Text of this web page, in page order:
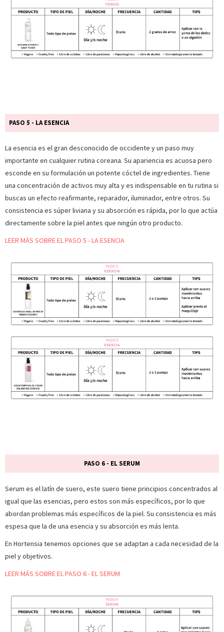
PASO 5 - LA ESENCIA
La esencia es el gran desconocido de occidente y un paso muy
importante en cualquier rutina coreana. Su apariencia es acuosa pero
esconde en su formulación un potente cóctel de ingredientes. Tiene
una concentración de activos muy alta y es indispensable en tu rutina si
buscas un efecto reafirmante, reparador, iluminador, entre otros. Su
consistencia es súper liviana y su absorción es rápida, por lo que actúa
directamente sobre la piel antes que ningún otro producto.
LEER MÁS SOBRE EL PASO 5 - LA ESENCIA
PASO 6 - EL SERUM
Serum es el latín de suero, este suero tiene principios concentrados al
igual que las esencias, pero estos son más específicos, por lo que
abordan problemas más específicos de la piel. Su consistencia es más
espesa que la de una esencia y su absorción es más lenta.
En Hortensia tenemos opciones que se adaptan a cada necesidad de la
piel y objetivos.
LEER MÁS SOBRE EL PASO 6 - EL SERUM